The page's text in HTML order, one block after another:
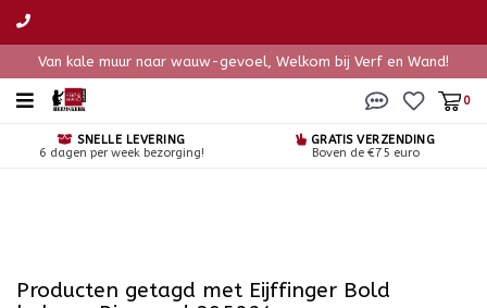
Van kale muur naar wauw-gevoel, Welkom bij Verf en Wand!
0
SNELLE LEVERING
6 dagen per week bezorging!
GRATIS VERZENDING
Boven de €75 euro
Producten getagd met Eijffinger Bold